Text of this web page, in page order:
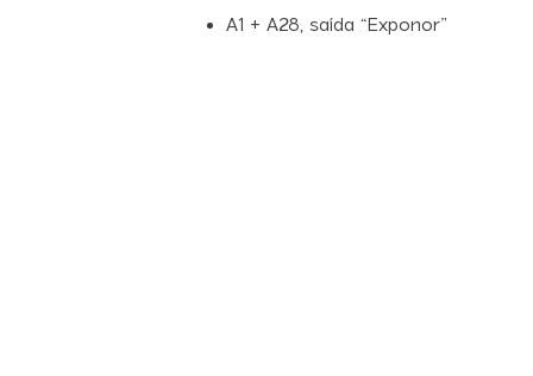
A1 + A28, saída “Exponor”